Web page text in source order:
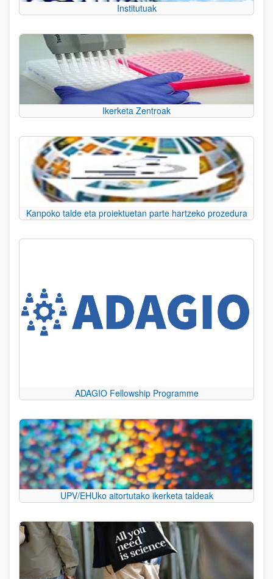
Institutuak
Ikerketa Zentroak
Kanpoko talde eta proiektuetan parte hartzeko prozedura
ADAGIO Fellowship Programme
UPV/EHUko aitortutako ikerketa taldeak